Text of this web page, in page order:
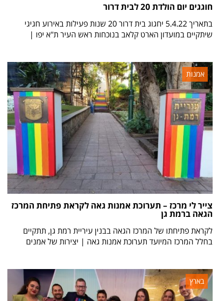
חוגגים יום הולדת 20 לבית דרור
בתאריך 5.4.22 יחגוג בית דרור 20 שנות פעילות באירוע חגיגי
שיתקיים במועדון הארט קלאב בנוכחות ראש העיר ת"א יפו |
אמנות
צייר לי מרכז – תערוכת אמנות גאה לקראת פתיחת המרכז
הגאה ברמת גן
לקראת פתיחתו של המרכז הגאה בבנין עיריית רמת גן, תתקיים
בחלל המרכז המיועד תערוכת אמנות גאה | יצירות של אמנים
בארץ